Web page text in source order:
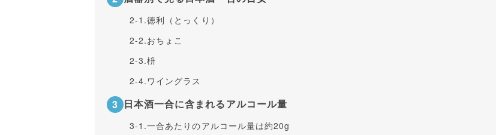
2-1.徳利（とっくり）
2-2.おちょこ
2-3.枡
2-4. ワイングラス
日本酒一合に含まれるアルコール量
3-1.一合あたりのアルコール量は約20g